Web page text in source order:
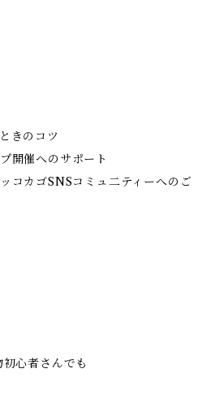
きのコツ
開催へのサポート
コカゴSNSコミュ二ティーへのご
心者さんでも